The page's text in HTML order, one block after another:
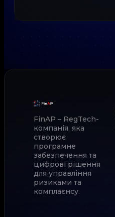
FinAP – RegTech-
компанія, яка
створює
програмне
забезпечення та
цифрові рішення
для управління
ризиками та
комплаєнсу.